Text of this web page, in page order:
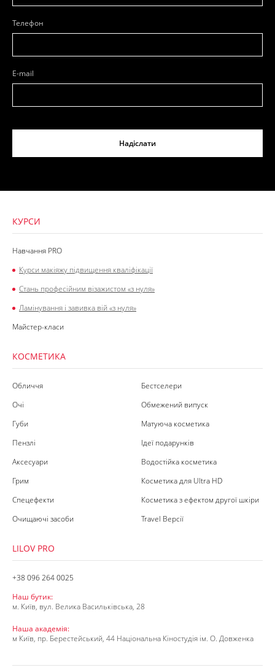
Телефон
E-mail
Надіслати
КУРСИ
Навчання PRO
Курси макіяжу підвищення кваліфікації
Стань професійним візажистом «з нуля»
Ламінування і завивка вій «з нуля»
Майстер-класи
КОСМЕТИКА
Обличчя
Очі
Губи
Пензлі
Аксесуари
Грим
Спецефекти
Очищаючі засоби
Бестселери
Обмежений випуск
Матуюча косметика
Ідеї подарунків
Водостійка косметика
Косметика для Ultra HD
Косметика з ефектом другої шкіри
Travel Версії
LILOV PRO
+38 096 264 0025
Наш бутик:
м. Київ, вул. Велика Васильківська, 28
Наша академія:
м Київ, пр. Берестейський, 44 Національна Кіностудія ім. О. Довженка